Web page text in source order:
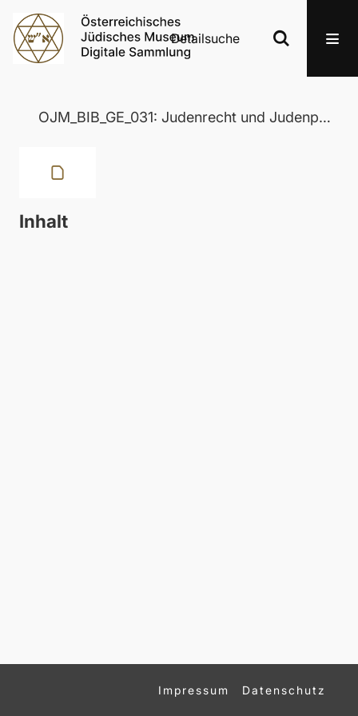
Detailsuche
OJM_BIB_GE_031: Judenrecht und Judenpolitik im mittelalterlichen Österreich
Inhalt
Impressum Datenschutz